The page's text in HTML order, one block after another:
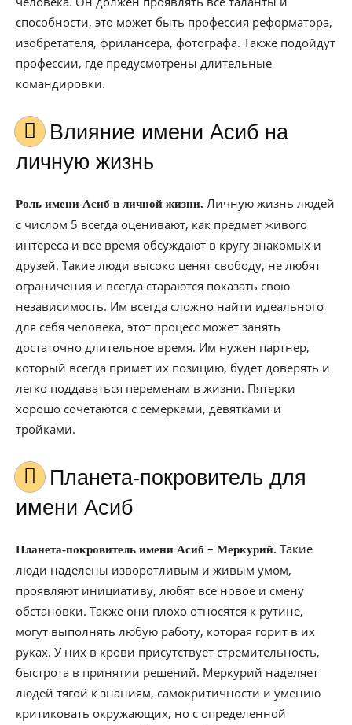
способности, это может быть профессия реформатора,
изобретателя, фрилансера, фотографа. Также подойдут
профессии, где предусмотрены длительные
командировки.
Влияние имени Асиб на
личную жизнь
Роль имени Асиб в личной жизни. Личную жизнь людей
с числом 5 всегда оценивают, как предмет живого
интереса и все время обсуждают в кругу знакомых и
друзей. Такие люди высоко ценят свободу, не любят
ограничения и всегда стараются показать свою
независимость. Им всегда сложно найти идеального
для себя человека, этот процесс может занять
достаточно длительное время. Им нужен партнер,
который всегда примет их позицию, будет доверять и
легко поддаваться переменам в жизни. Пятерки
хорошо сочетаются с семерками, девятками и
тройками.
Планета-покровитель для
имени Асиб
Планета-покровитель имени Асиб – Меркурий. Такие
люди наделены изворотливым и живым умом,
проявляют инициативу, любят все новое и смену
обстановки. Также они плохо относятся к рутине,
могут выполнять любую работу, которая горит в их
руках. У них в крови присутствует стремительность,
быстрота в принятии решений. Меркурий наделяет
людей тягой к знаниям, самокритичности и умению
критиковать окружающих, но с определенной